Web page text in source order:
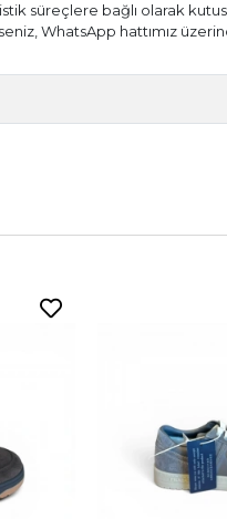
süreçlere bağlı olarak
WhatsApp hattımız